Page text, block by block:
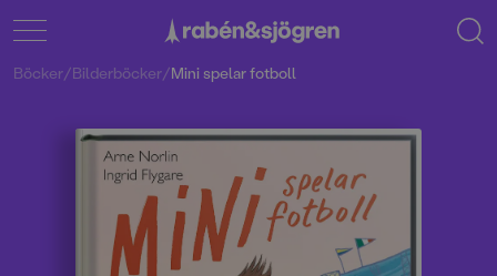
Böcker/Bilderböcker/Mini spelar fotboll